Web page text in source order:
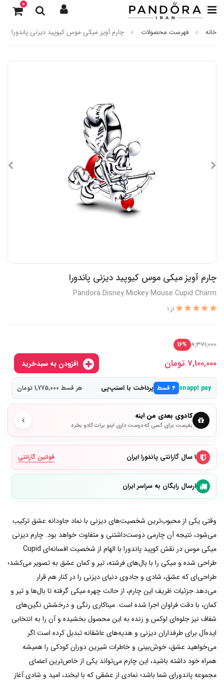
0
خانه فهرست محصولات چارم آویز میکی موس کیوپید دیزنی پاندورا
چارم آویز میکی موس کیوپید دیزنی پاندورا
Pandora Disney Mickey Mouse Cupid Charm
از 1
8,371,000
16%
7,100,000 تومان
snapp! pay ۴ قسط پرداخت با اسنپ‌پی هر قسط 1,775,000 تومان
کادوی بعدی من اینه
بفرست برای کسی که دوست داری اینو برات کادو بخره
۱ سال گارانتی پاندورا ایران قوانین گارانتی
ارسال رایگان به سراسر ایران
وقتی یکی از محبوب‌ترین شخصیت‌های دیزنی با نماد جاودانه عشق ترکیب
می‌شود، نتیجه آن چارمی دوست‌داشتنی و متفاوت خواهد بود. چارم دیزنی
میکی موس در نقش کوپید پاندورا با الهام از شخصیت افسانه‌ای Cupid
طراحی شده و میکی را با بال‌های فرشته، تیر و کمان عشق به تصویر می‌کشد؛
طراحی‌ای که عشق، شادی و جادوی دنیای دیزنی را در کنار هم قرار
می‌دهد.جزئیات ظریف این چارم، از حالت چهره میکی گرفته تا بال‌ها و تیر و
کمان، با دقت فراوان اجرا شده است. میناکاری رنگی و درخشش نگین‌های
شفاف نیز جلوه‌ای لوکس و زنده به این محصول بخشیده و آن را به انتخابی
ایده‌آل برای طرفداران دیزنی و هدیه‌های عاشقانه تبدیل کرده است.اگر
می‌خواهید عشق، خوش‌بینی و خاطرات شیرین دوران کودکی را همیشه
همراه خود داشته باشید، این چارم می‌تواند یکی از خاص‌ترین اعضای
مجموعه پاندورای شما باشد؛ نمادی از عشقی که با لبخند، امید و شادی آغاز